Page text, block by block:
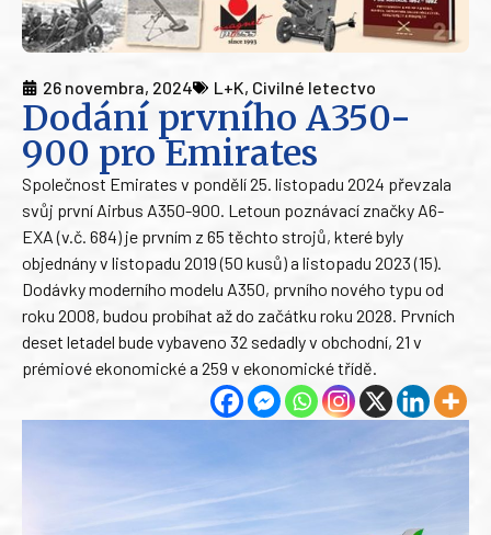
26 novembra, 2024 L+K, Civilné letectvo
Dodání prvního A350-
900 pro Emirates
Společnost Emirates v pondělí 25. listopadu 2024 převzala
svůj první Airbus A350-900. Letoun poznávací značky A6-
EXA (v.č. 684) je prvním z 65 těchto strojů, které byly
objednány v listopadu 2019 (50 kusů) a listopadu 2023 (15).
Dodávky moderního modelu A350, prvního nového typu od
roku 2008, budou probíhat až do začátku roku 2028. Prvních
deset letadel bude vybaveno 32 sedadly v obchodní, 21 v
prémiové ekonomické a 259 v ekonomické třídě.